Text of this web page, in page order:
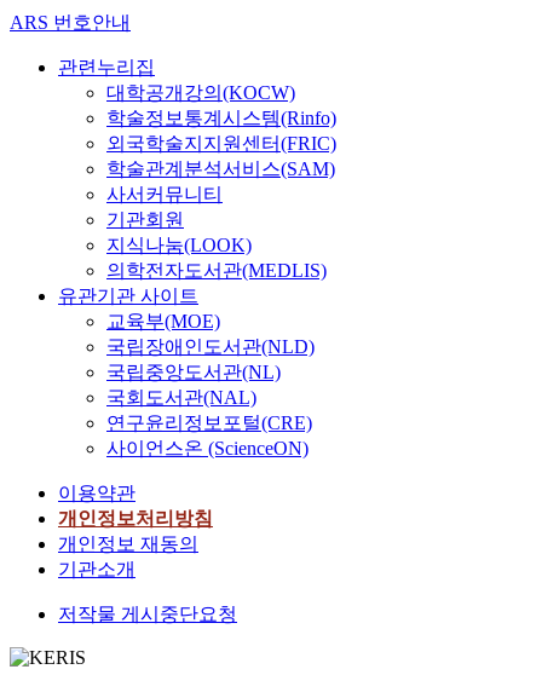
ARS 번호안내
관련누리집
대학공개강의(KOCW)
학술정보통계시스템(Rinfo)
외국학술지지원센터(FRIC)
학술관계분석서비스(SAM)
사서커뮤니티
기관회원
지식나눔(LOOK)
의학전자도서관(MEDLIS)
유관기관 사이트
교육부(MOE)
국립장애인도서관(NLD)
국립중앙도서관(NL)
국회도서관(NAL)
연구윤리정보포털(CRE)
사이언스온 (ScienceON)
이용약관
개인정보처리방침
개인정보 재동의
기관소개
저작물 게시중단요청